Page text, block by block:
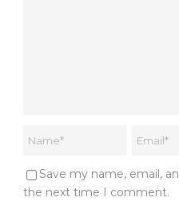
Save my name, email,
the next time I comment.